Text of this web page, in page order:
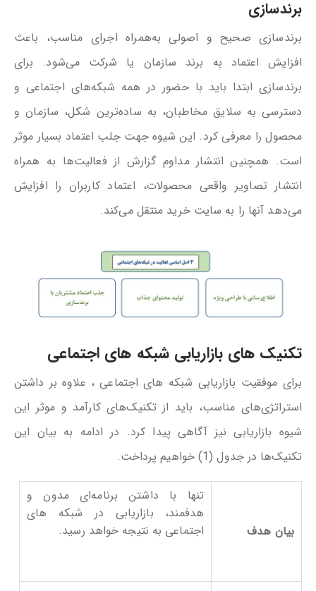
برندسازی
برندسازی صحیح و اصولی به‌همراه اجرای مناسب، باعث
افزایش اعتماد به برند سازمان یا شرکت می‌شود. برای
برندسازی ابتدا باید با حضور در همه شبکه‌های اجتماعی و
دسترسی به سلایق مخاطبان، به ساده‌ترین شکل، سازمان و
محصول را معرفی کرد. این شیوه جهت جلب اعتماد بسیار موثر
است. همچنین انتشار مداوم گزارش از فعالیت‌ها به همراه
انتشار تصاویر واقعی محصولات، اعتماد کاربران را افزایش
می‌دهد آنها را به سایت خرید منتقل می‌کند.
تکنیک‌ های بازاریابی شبکه های اجتماعی
برای موفقیت بازاریابی شبکه های اجتماعی ، علاوه بر داشتن
استراتژی‌های مناسب، باید از تکنیک‌های کارآمد و موثر این
شیوه بازاریابی نیز آگاهی پیدا کرد. در ادامه به بیان این
تکنیک‌ها در جدول (1) خواهیم پرداخت.
بیان هدف
تنها با داشتن برنامه‌ای مدون و
هدفمند، بازاریابی در شبکه ‌های
اجتماعی به نتیجه خواهد رسید.